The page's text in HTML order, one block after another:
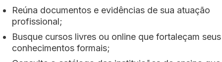
Reúna documentos e evidências de sua atuação
profissional;
Busque cursos livres ou online que fortaleçam seus
conhecimentos formais;